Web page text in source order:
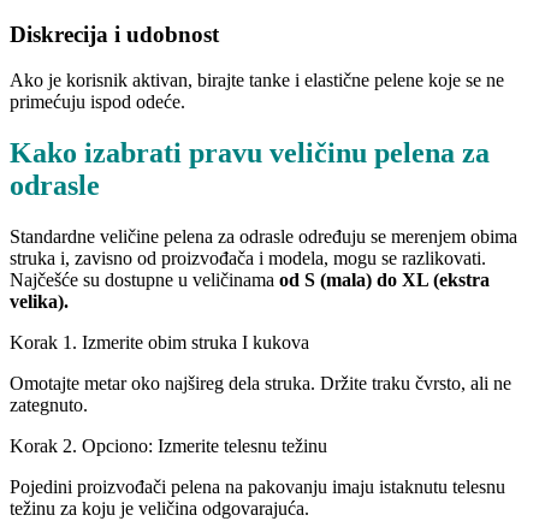
Diskrecija i udobnost
Ako je korisnik aktivan, birajte tanke i elastične pelene koje se ne
primećuju ispod odeće.
Kako izabrati pravu veličinu pelena za
odrasle
Standardne veličine pelena za odrasle određuju se merenjem obima
struka i, zavisno od proizvođača i modela, mogu se razlikovati.
Najčešće su dostupne u veličinama od S (mala) do XL (ekstra
velika).
Korak 1. Izmerite obim struka I kukova
Omotajte metar oko najšireg dela struka. Držite traku čvrsto, ali ne
zategnuto.
Korak 2. Opciono: Izmerite telesnu težinu
Pojedini proizvođači pelena na pakovanju imaju istaknutu telesnu
težinu za koju je veličina odgovarajuća.